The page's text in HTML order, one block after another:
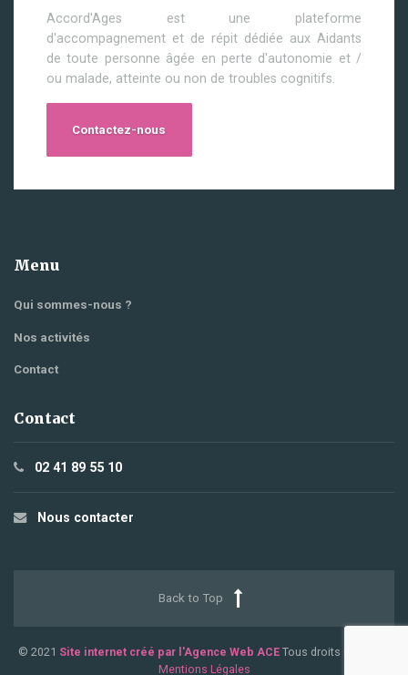
Accord'Ages est une plateforme
d'accompagnement et de répit dédiée aux Aidants
de toute personne âgée en perte d'autonomie et /
ou malade, atteinte ou non de troubles cognitifs.
Contactez-nous
Menu
Qui sommes-nous ?
Nos activités
Contact
Contact
02 41 89 55 10
Nous contacter
© 2021 Site internet créé par l'Agence Web ACETous droits réservés.
Mentions Légales
Back to Top